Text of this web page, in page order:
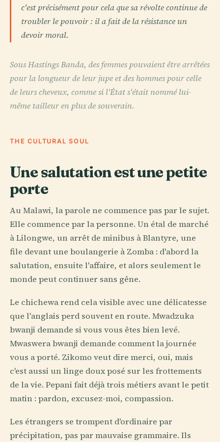
c'est précisément pour cela que sa révolte continue de
troubler le pouvoir : il a fait de la résistance un
devoir moral.
Sous Hastings Banda, des femmes pouvaient être arrêtées
pour la longueur de leur jupe et des hommes pour celle
de leurs cheveux, comme si l'État s'était nommé lui-
même tailleur en plus de souverain.
THE CULTURAL SOUL
Une salutation est une petite
porte
Au Malawi, la parole ne commence pas par le sujet.
Elle commence par la personne. Un étal de marché
à Lilongwe, un arrêt de minibus à Blantyre, une
file devant une boulangerie à Zomba : d'abord la
salutation, ensuite l'affaire, et alors seulement le
monde peut continuer sans gêne.
Le chichewa rend cela visible avec une délicatesse
que l'anglais perd souvent en route. Mwadzuka
bwanji demande si vous vous êtes bien levé.
Mwaswera bwanji demande comment la journée
vous a porté. Zikomo veut dire merci, oui, mais
c'est aussi un linge doux posé sur les frottements
de la vie. Pepani fait déjà trois métiers avant le petit
matin : pardon, excusez-moi, compassion.
Les étrangers se trompent d'ordinaire par
précipitation, pas par mauvaise grammaire. Ils